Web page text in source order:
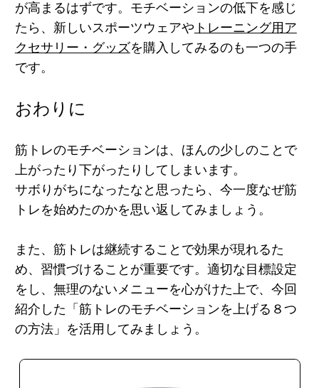
が高まるはずです。モチベーションの低下を感じ
たら、新しいスポーツウェアや トレーニング用ア
クセサリー・グッズを購入してみるのも一つの手
です。
おわりに
筋トレのモチベーションは、ほんの少しのことで
上がったり下がったりしてしまいます。
サボりがちになったなと思ったら、 今一度なぜ筋
トレを始めたのかを思い返してみましょう。
また、筋トレは継続することで効果が現れるた
め、習慣づけることが重要です。適切な目標設定
をし、無理のないメニューを心がけた上で、今回
紹介した「筋トレのモチベーションを上げる８つ
の方法」を活用してみましょう。